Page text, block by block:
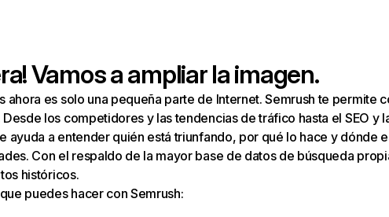
Vamos a ampliar la imagen.
ahora es solo una pequeña parte de Internet. Semrush te permite
los competidores y las tendencias de tráfico hasta el SEO y
ayuda a entender quién está triunfando, por qué lo hace y dónde
Con el respaldo de la mayor base de datos de búsqueda
históricos.
puedes hacer con Semrush: